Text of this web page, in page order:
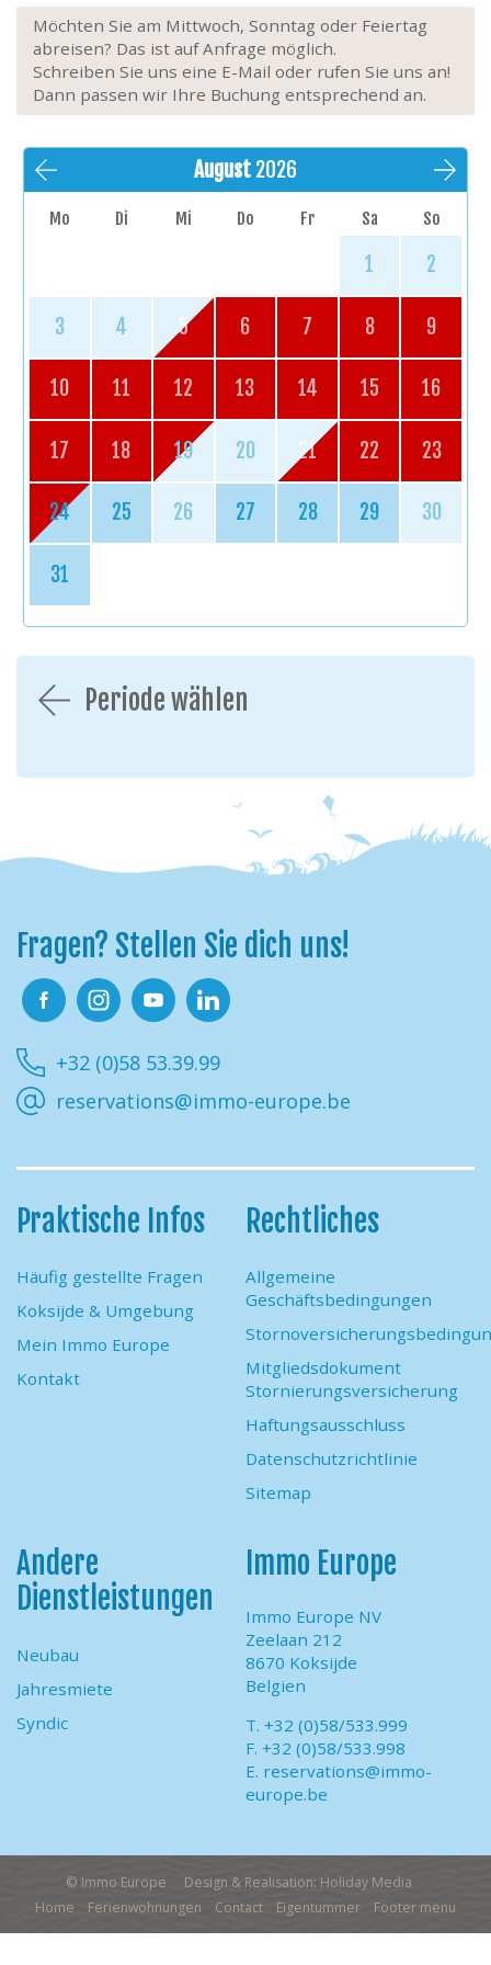
Möchten Sie am Mittwoch, Sonntag oder Feiertag
abreisen? Das ist auf Anfrage möglich.
Schreiben Sie uns eine E-Mail oder rufen Sie uns an!
Dann passen wir Ihre Buchung entsprechend an.
August 2026
Mo Di Mi Do Fr Sa So
1 2
3 4 5 6 7 8 9
10 11 12 13 14 15 16
17 18 19 20 21 22 23
24 25 26 27 28 29 30
31
Periode wählen
Fragen? Stellen Sie dich uns!
+32 (0)58 53.39.99
reservations@immo-europe.be
Praktische Infos
Häufig gestellte Fragen
Koksijde & Umgebung
Mein Immo Europe
Kontakt
Rechtliches
Allgemeine
Geschäftsbedingungen
Mitgliedsdokument
Stornierungsversicherung
Haftungsausschluss
Datenschutzrichtlinie
Sitemap
Andere
Dienstleistungen
Neubau
Jahresmiete
Syndic
Immo Europe
Immo Europe NV
Zeelaan 212
8670 Koksijde
Belgien
T. +32 (0)58/533.999
F. +32 (0)58/533.998
E. reservations@immo-
europe.be
© Immo Europe
Design & Realisation: Holiday Media
Home
Ferienwohnungen Contact Eigentummer Footer menu